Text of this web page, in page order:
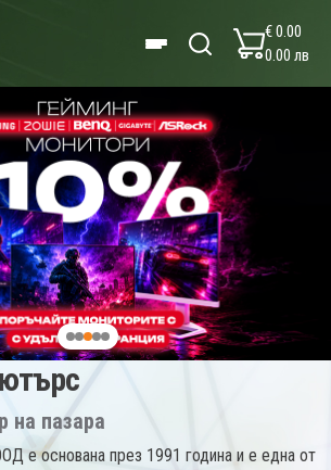
€ 0.00
0.00 лв
на пазара
е основана през 1991 година и е една от